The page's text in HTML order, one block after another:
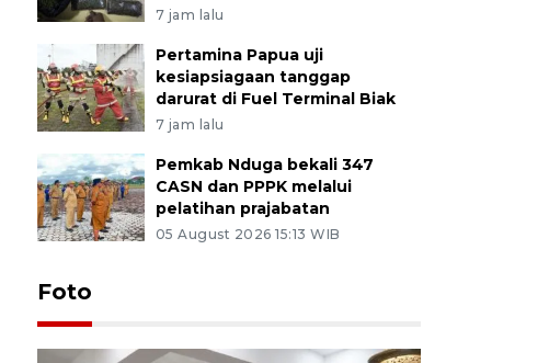
7 jam lalu
Pertamina Papua uji
kesiapsiagaan tanggap
darurat di Fuel Terminal Biak
7 jam lalu
Pemkab Nduga bekali 347
CASN dan PPPK melalui
pelatihan prajabatan
05 August 2026 15:13 WIB
Foto